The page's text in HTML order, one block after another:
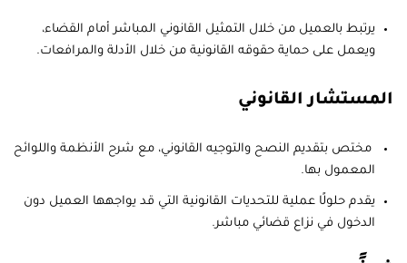
يرتبط بالعميل من خلال التمثيل القانوني المباشر أمام القضاء،
ويعمل على حماية حقوقه القانونية من خلال الأدلة والمرافعات.
المستشار القانوني
مختص بتقديم النصح والتوجيه القانوني، مع شرح الأنظمة واللوائح
المعمول بها.
يقدم حلولًا عملية للتحديات القانونية التي قد يواجهها العميل دون
الدخول في نزاع قضائي مباشر.